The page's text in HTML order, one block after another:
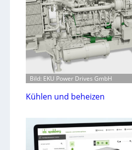
Bild: EKU Power Drives GmbH
Kühlen und beheizen